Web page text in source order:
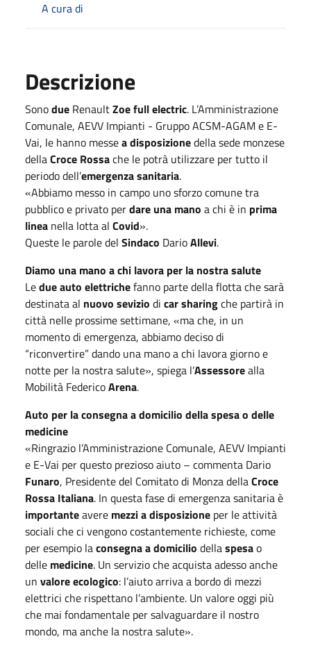
A cura di
Descrizione
Sonodue RenaultZoe full electric. L’Amministrazione
Comunale, AEVV Impianti - Gruppo ACSM-AGAM e E-
Vai, le hanno messea disposizionedella sede monzese
dellaCroce Rossache le potrà utilizzare per tutto il
periodo dell’emergenza sanitaria.
«Abbiamo messo in campo uno sforzo comune tra
pubblico e privato perdare una mano a chi è in prima
linea nella lotta al Covid».
Queste le parole del Sindaco DarioAllevi.
Diamo una mano a chi lavora per la nostra salute
Ledue auto elettrichefanno parte della flotta che sarà
destinata al nuovo sevizio di car sharingche partirà in
città nelle prossime settimane, «ma che, in un
momento di emergenza, abbiamo deciso di
“riconvertire” dando una mano a chi lavora giorno e
notte per la nostra salute», spiega l’Assessorealla
Mobilità FedericoArena.
Auto per la consegna a domicilio della spesa o delle
medicine
«Ringrazio l’Amministrazione Comunale, AEVV Impianti
e E-Vai per questo prezioso aiuto – commenta Dario
Funaro, Presidente del Comitato di Monza dellaCroce
Rossa Italiana. In questa fase di emergenza sanitaria è
importanteavere mezzi a disposizione per le attività
sociali che ci vengono costantemente richieste, come
per esempio laconsegna a domicilio dellaspesao
delle medicine. Un servizio che acquista adesso anche
un valore ecologico: l’aiuto arriva a bordo di mezzi
elettrici che rispettano l’ambiente. Un valore oggi più
che mai fondamentale per salvaguardare il nostro
mondo, ma anche la nostra salute».